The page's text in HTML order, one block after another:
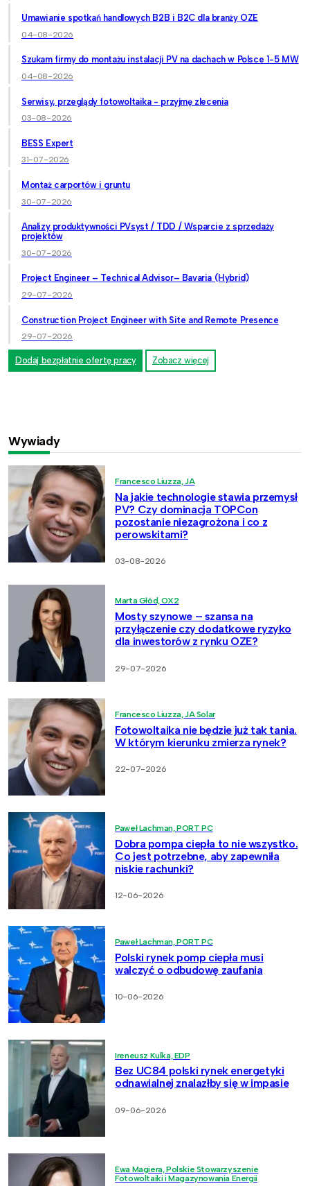
Umawianie spotkań handlowych B2B i B2C dla branży OZE
04-08-2026
Szukam firmy do montażu instalacji PV na dachach w Polsce 1-5 MW
04-08-2026
Serwisy, przeglądy fotowoltaika - przyjmę zlecenia
03-08-2026
BESS Expert
31-07-2026
Montaż carportów i gruntu
30-07-2026
Analizy produktywności PVsyst / TDD / Wsparcie z sprzedaży
projektów
30-07-2026
Project Engineer – Technical Advisor– Bavaria (Hybrid)
29-07-2026
Construction Project Engineer with Site and Remote Presence
29-07-2026
Dodaj bezpłatnie ofertę pracy Zobacz więcej
Wywiady
Francesco Liuzza, JA
Na jakie technologie stawia przemysł
PV? Czy dominacja TOPCon
pozostanie niezagrożona i co z
perowskitami?
03-08-2026
Marta Głód, OX2
Mosty szynowe – szansa na
przyłączenie czy dodatkowe ryzyko
dla inwestorów z rynku OZE?
29-07-2026
Francesco Liuzza, JA Solar
Fotowoltaika nie będzie już tak tania.
W którym kierunku zmierza rynek?
22-07-2026
Paweł Lachman, PORT PC
Dobra pompa ciepła to nie wszystko.
Co jest potrzebne, aby zapewniła
niskie rachunki?
12-06-2026
Paweł Lachman, PORT PC
Polski rynek pomp ciepła musi
walczyć o odbudowę zaufania
10-06-2026
Ireneusz Kulka, EDP
Bez UC84 polski rynek energetyki
odnawialnej znalazłby się w impasie
09-06-2026
Ewa Magiera, Polskie Stowarzyszenie
Fotowoltaiki i Magazynowania Energii